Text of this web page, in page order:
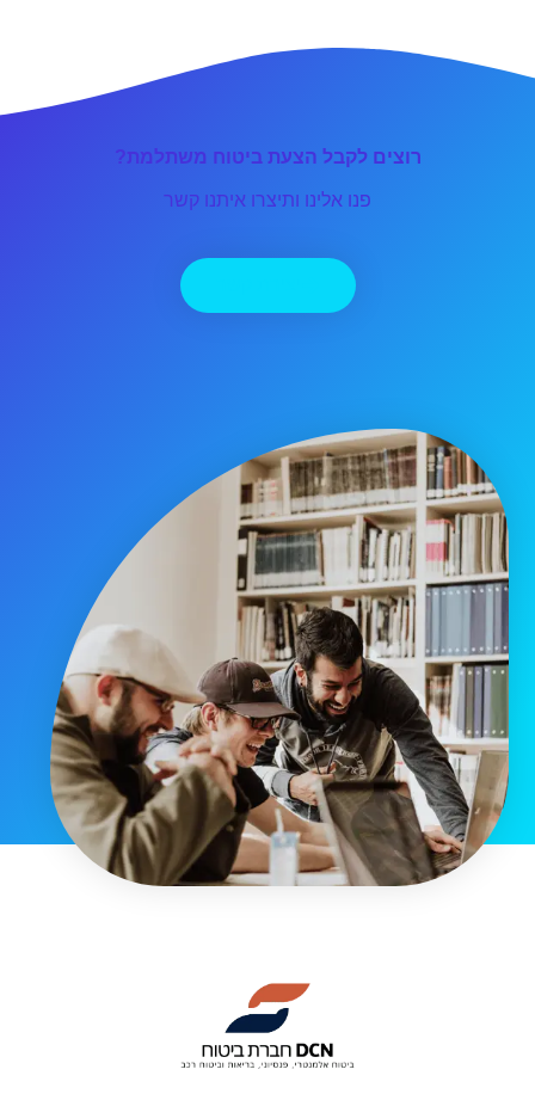
רוצים לקבל הצעת ביטוח משתלמת?
פנו אלינו ותיצרו איתנו קשר